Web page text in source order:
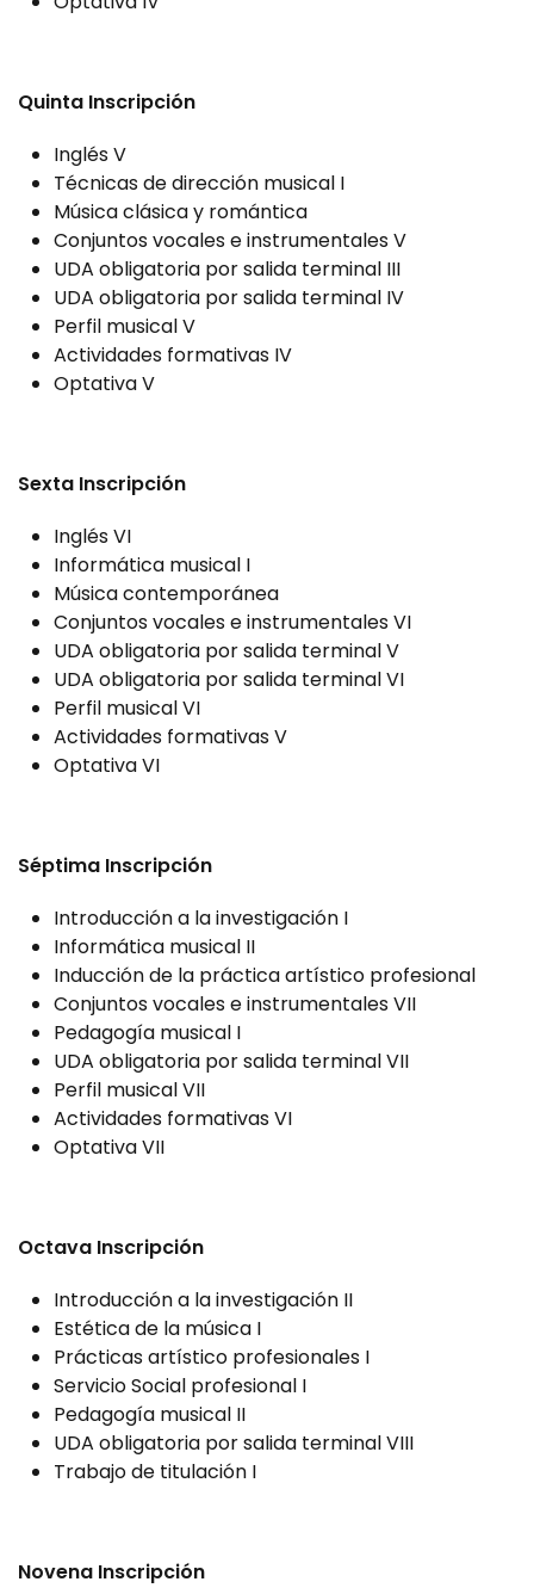
Quinta Inscripción
Inglés V
Técnicas de dirección musical I
Música clásica y romántica
Conjuntos vocales e instrumentales V
UDA obligatoria por salida terminal III
UDA obligatoria por salida terminal IV
Perfil musical V
Actividades formativas IV
Optativa V
Sexta Inscripción
Inglés VI
Informática musical I
Música contemporánea
Conjuntos vocales e instrumentales VI
UDA obligatoria por salida terminal V
UDA obligatoria por salida terminal VI
Perfil musical VI
Actividades formativas V
Optativa VI
Séptima Inscripción
Introducción a la investigación I
Informática musical II
Inducción de la práctica artístico profesional
Conjuntos vocales e instrumentales VII
Pedagogía musical I
UDA obligatoria por salida terminal VII
Perfil musical VII
Actividades formativas VI
Optativa VII
Octava Inscripción
Introducción a la investigación II
Estética de la música I
Prácticas artístico profesionales I
Servicio Social profesional I
Pedagogía musical II
UDA obligatoria por salida terminal VIII
Trabajo de titulación I
Novena Inscripción